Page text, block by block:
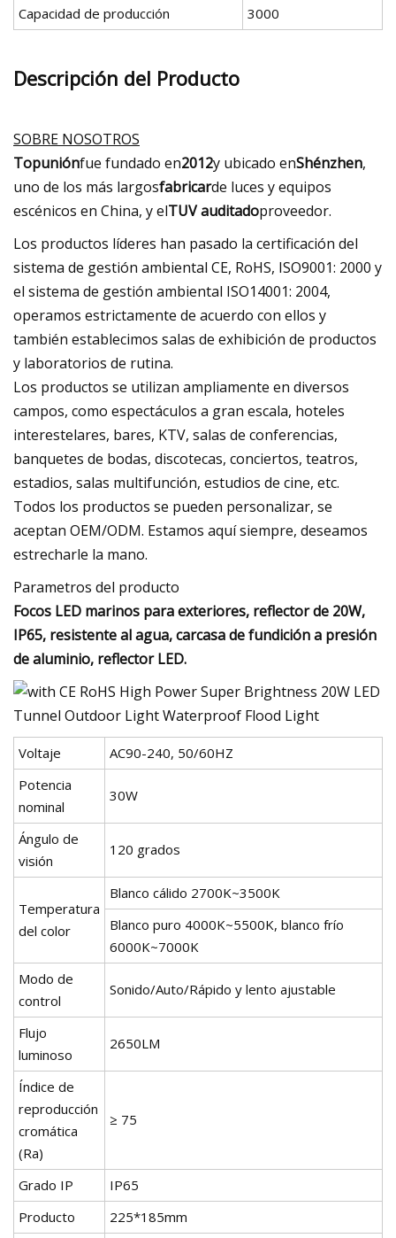
Capacidad de producción
3000
Descripción del Producto
SOBRE NOSOTROS
Topuniónfue fundado en2012y ubicado enShénzhen,
uno de los más largosfabricarde luces y equipos
escénicos en China, y elTUV auditadoproveedor.
Los productos líderes han pasado la certificación del
sistema de gestión ambiental CE, RoHS, ISO9001: 2000 y
el sistema de gestión ambiental ISO14001: 2004,
operamos estrictamente de acuerdo con ellos y
también establecimos salas de exhibición de productos
y laboratorios de rutina.
Los productos se utilizan ampliamente en diversos
campos, como espectáculos a gran escala, hoteles
interestelares, bares, KTV, salas de conferencias,
banquetes de bodas, discotecas, conciertos, teatros,
estadios, salas multifunción, estudios de cine, etc.
Todos los productos se pueden personalizar, se
aceptan OEM/ODM. Estamos aquí siempre, deseamos
estrecharle la mano.
Parametros del producto
Focos LED marinos para exteriores, reflector de 20W,
IP65, resistente al agua, carcasa de fundición a presión
de aluminio, reflector LED.
Voltaje
AC90-240, 50/60HZ
Potencia
nominal
30W
Ángulo de
visión
120 grados
Temperatura
del color
Blanco cálido 2700K~3500K
Blanco puro 4000K~5500K, blanco frío
6000K~7000K
Modo de
control
Sonido/Auto/Rápido y lento ajustable
Flujo
luminoso
2650LM
Índice de
reproducción
cromática
(Ra)
≥ 75
Grado IP
IP65
Producto
225*185mm